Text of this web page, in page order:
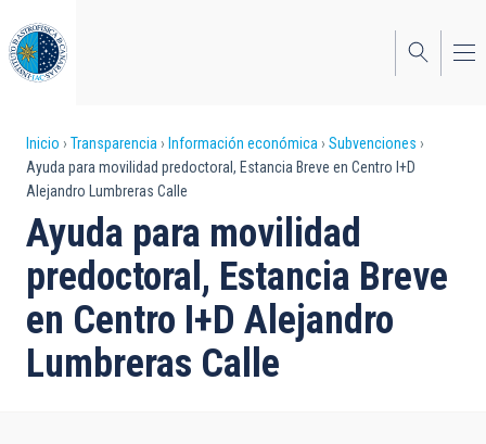
al
contenido
principal
Sobrescribir
enlaces
de
ayuda
a
la
navegación
Inicio Transparencia Información económica
Subvenciones
Ayuda para movilidad predoctoral, Estancia Breve en Centro I+D
Alejandro Lumbreras Calle
Ayuda para movilidad
predoctoral, Estancia Breve
en Centro I+D Alejandro
Lumbreras Calle